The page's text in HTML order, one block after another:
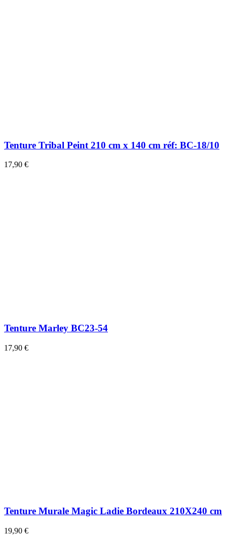
Tenture Tribal Peint 210 cm x 140 cm réf: BC-18/10
17,90 €
Tenture Marley BC23-54
17,90 €
Tenture Murale Magic Ladie Bordeaux 210X240 cm
19,90 €